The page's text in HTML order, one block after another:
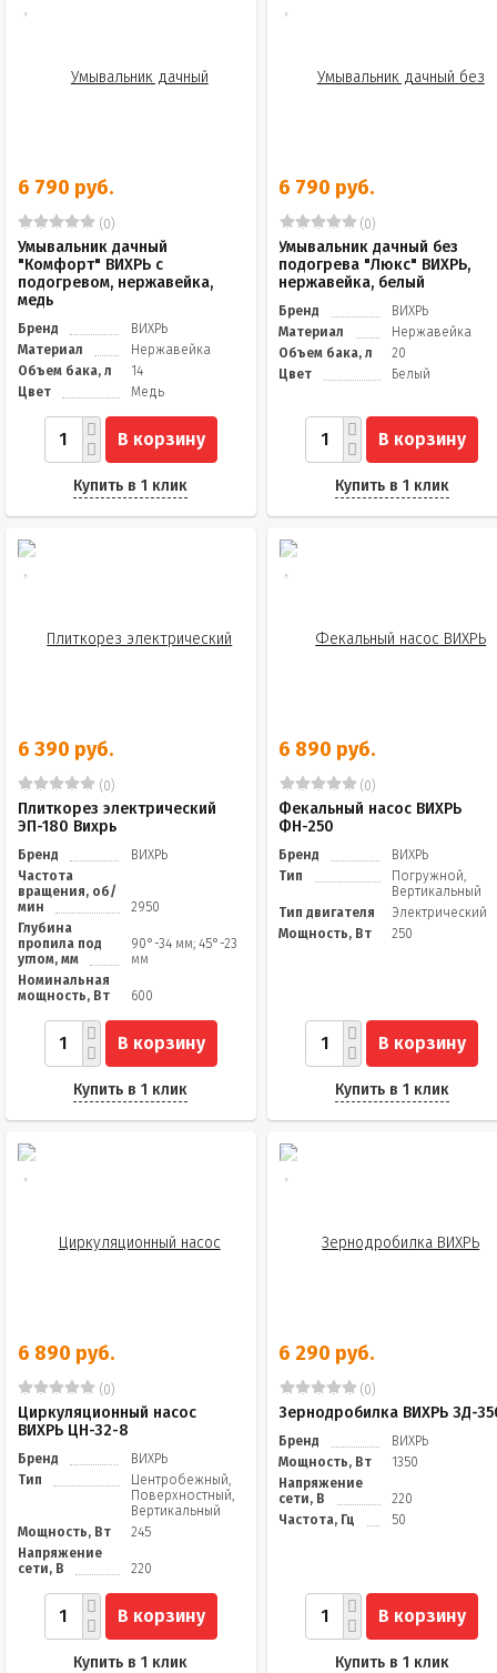
6 790 руб.
(0)
Умывальник дачный
"Комфорт" ВИХРЬ с
подогревом, нержавейка,
медь
Бренд
ВИХРЬ
Материал
Нержавейка
Объем бака, л
14
Цвет
Медь
В корзину
Купить в 1 клик
6 790 руб.
(0)
Умывальник дачный без
подогрева "Люкс" ВИХРЬ,
нержавейка, белый
Бренд
ВИХРЬ
Материал
Нержавейка
Объем бака, л
20
Цвет
Белый
В корзину
Купить в 1 клик
6 390 руб.
(0)
Плиткорез электрический
ЭП-180 Вихрь
Бренд
ВИХРЬ
Частота
вращения, об/
мин
2950
Глубина
пропила под
углом, мм
90°-34 мм; 45°-23
мм
Номинальная
мощность, Вт
600
В корзину
Купить в 1 клик
6 890 руб.
(0)
Фекальный насос ВИХРЬ
ФН-250
Бренд
ВИХРЬ
Тип
Погружной,
Вертикальный
Тип двигателя
Электрический
Мощность, Вт
250
В корзину
Купить в 1 клик
6 890 руб.
(0)
Циркуляционный насос
ВИХРЬ ЦН-32-8
Бренд
ВИХРЬ
Тип
Центробежный,
Поверхностный,
Вертикальный
Мощность, Вт
245
Напряжение
сети, В
220
В корзину
Купить в 1 клик
6 290 руб.
(0)
Зернодробилка ВИХРЬ ЗД-
Бренд
ВИХРЬ
Мощность, Вт
1350
Напряжение
сети, В
220
Частота, Гц
50
В корзину
Купить в 1 клик